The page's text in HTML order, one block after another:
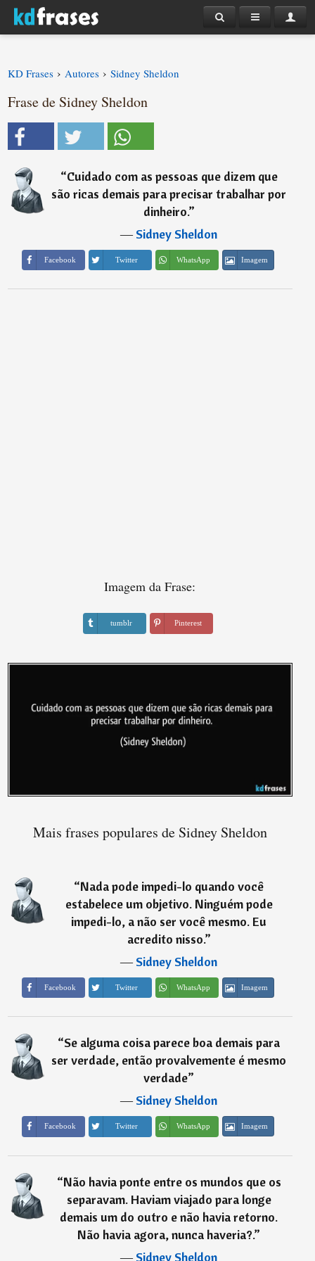
KD Frases › Autores › Sidney Sheldon
Frase de Sidney Sheldon
“Cuidado com as pessoas que dizem que
são ricas demais para precisar trabalhar por
dinheiro.”
―Sidney Sheldon
Facebook Twitter WhatsApp Imagem
Imagem da Frase:
tumblr Pinterest
Mais frases populares de Sidney Sheldon
“Nada pode impedi-lo quando você
estabelece um objetivo. Ninguém pode
impedi-lo, a não ser você mesmo. Eu
acredito nisso.”
―Sidney Sheldon
Facebook Twitter WhatsApp Imagem
“Se alguma coisa parece boa demais para
ser verdade, então provalvemente é mesmo
verdade”
―Sidney Sheldon
Facebook Twitter WhatsApp Imagem
“Não havia ponte entre os mundos que os
separavam. Haviam viajado para longe
demais um do outro e não havia retorno.
Não havia agora, nunca haveria?.”
―Sidney Sheldon